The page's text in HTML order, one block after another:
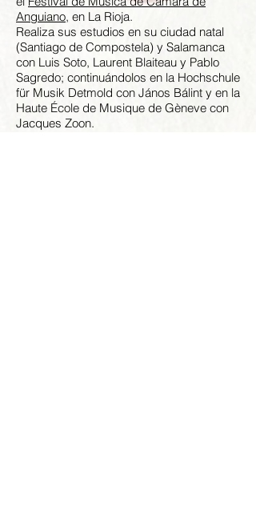
Anguiano, en La Rioja.
Realiza sus estudios en su ciudad natal
(Santiago de Compostela) y Salamanca
con Luis Soto, Laurent Blaiteau y Pablo
Sagredo; continuándolos en la Hochschule
für Musik Detmold con János Bálint y en la
Haute École de Musique de Gèneve con
Jacques Zoon.